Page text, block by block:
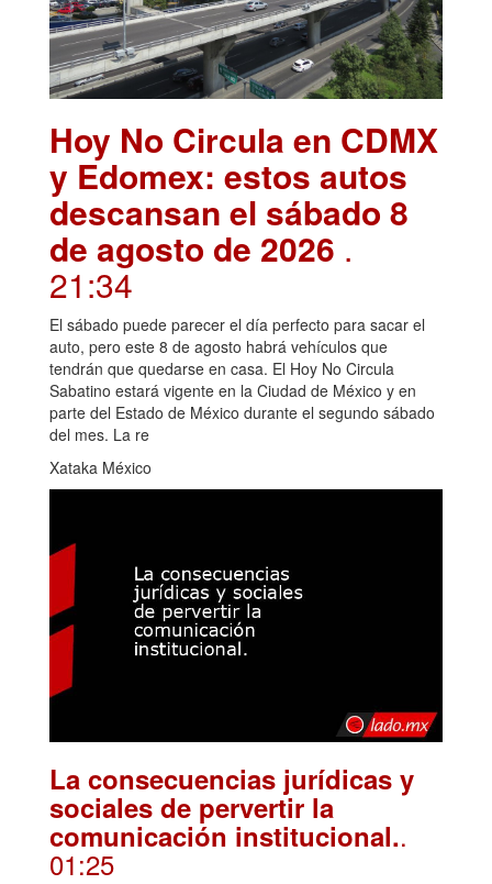
Hoy No Circula en CDMX
y Edomex: estos autos
descansan el sábado 8
de agosto de 2026 .
21:34
El sábado puede parecer el día perfecto para sacar el
auto, pero este 8 de agosto habrá vehículos que
tendrán que quedarse en casa. El Hoy No Circula
Sabatino estará vigente en la Ciudad de México y en
parte del Estado de México durante el segundo sábado
del mes. La re
Xataka México
La consecuencias jurídicas y
sociales de pervertir la
comunicación institucional..
01:25